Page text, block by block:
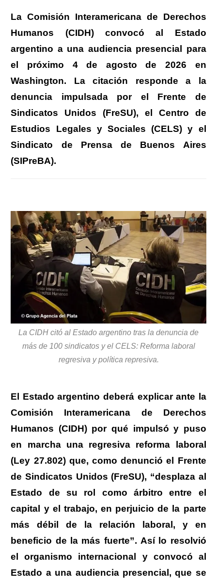
at
s
A
p
p
e
gr
a
m
e
b
o
o
k
ss
e
n
g
er
sk
y
ail
t
m
p
ar
tir
La Comisión Interamericana de Derechos
Humanos (CIDH) convocó al Estado
argentino a una audiencia presencial para
el próximo 4 de agosto de 2026 en
Washington. La citación responde a la
denuncia impulsada por el Frente de
Sindicatos Unidos (FreSU), el Centro de
Estudios Legales y Sociales (CELS) y el
Sindicato de Prensa de Buenos Aires
(SIPreBA).
La CIDH citó al Estado argentino tras la denuncia de
más de 100 sindicatos y el CELS: Reforma laboral
regresiva y política represiva.
El Estado argentino deberá explicar ante la
Comisión Interamericana de Derechos
Humanos (CIDH) por qué impulsó y puso
en marcha una regresiva reforma laboral
(Ley 27.802)que, como denunció el Frente
de Sindicatos Unidos (FreSU), “desplaza al
Estado de su rol como árbitro entre el
capital y el trabajo, en perjuicio de la parte
más débil de la relación laboral, y en
beneficio de la más fuerte”. Así lo resolvió
el organismo internacional y convocó al
Estado a una audiencia presencial, que se